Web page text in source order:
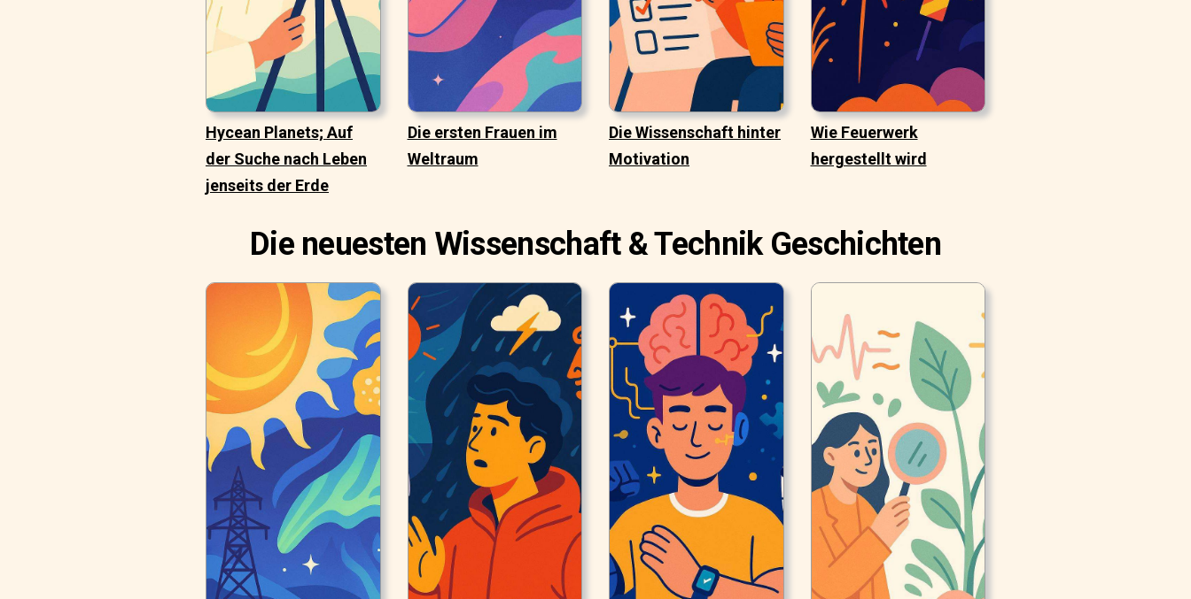
Hycean Planets; Auf
der Suche nach Leben
jenseits der Erde
Die ersten Frauen im
Weltraum
Die Wissenschaft hinter
Motivation
Wie Feuerwerk
hergestellt wird
Die neuesten Wissenschaft & Technik Geschichten